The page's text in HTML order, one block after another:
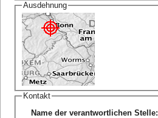
Ausdehnung
Kontakt
Name der verantwortlichen Stelle: